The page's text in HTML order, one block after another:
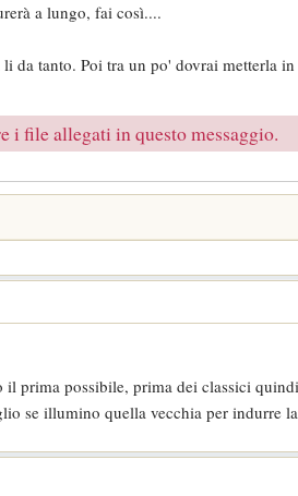
a lungo, fai così....
da tanto. Poi tra un po' dovrai metterla
i file allegati in questo messaggio.
possibile, prima dei classici
se illumino quella vecchia per indurre